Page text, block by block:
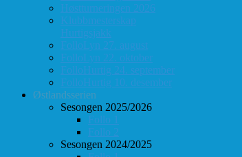
Høstturneringen 2026
Klubbmesterskap
Hurtigsjakk
FolloLyn 27. august
FolloLyn 22. oktober
FolloHurtig 24. september
FolloHurtig 10. desember
Østlandsserien
Sesongen 2025/2026
Follo 1
Follo 2
Sesongen 2024/2025